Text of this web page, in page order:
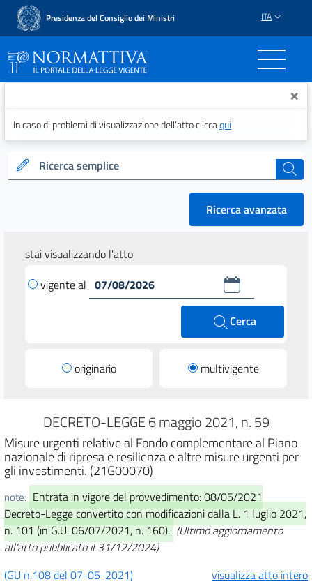
Presidenza del Consiglio dei Ministri ITA
Normattiva - Il portale ×
In caso di problemi di visualizzazione dell’atto cliccaqui
Ricerca semplice cerca
Ricerca avanzata
stai visualizzando l'atto
vigente al
Cerca
originario multivigente
DECRETO-LEGGE 6 maggio 2021, n. 59
Misure urgenti relative al Fondo complementare al Piano
nazionale di ripresa e resilienza e altre misure urgenti per
gli investimenti. (21G00070)
note: Entrata in vigore del provvedimento: 08/05/2021
Decreto-Legge convertito con modificazioni dalla L. 1 luglio 2021,
n. 101 (in G.U. 06/07/2021, n. 160). (Ultimo aggiornamento
all'atto pubblicato il 31/12/2024)
(GU n.108 del 07-05-2021)
visualizza atto intero